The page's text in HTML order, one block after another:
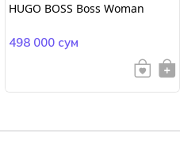
HUGO BOSS Boss Woman
498 000 сум